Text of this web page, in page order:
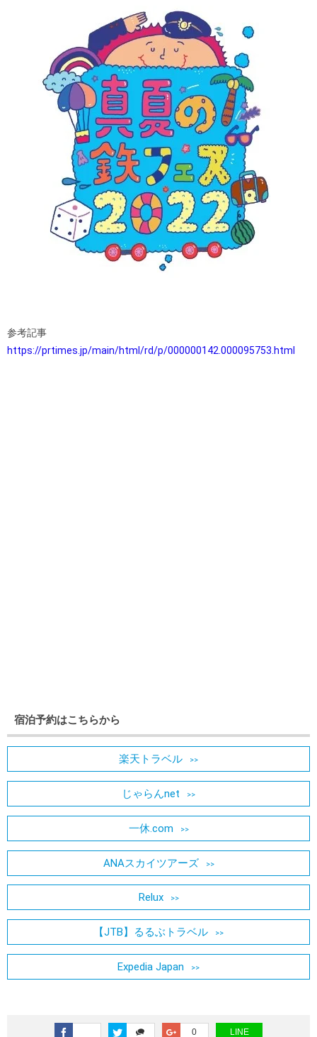
参考記事
https://prtimes.jp/main/html/rd/p/000000142.000095753.html
宿泊予約はこちらから
楽天トラベル
じゃらんnet
一休.com
ANAスカイツアーズ
Relux
【JTB】るるぶトラベル
Expedia Japan
0 LINE